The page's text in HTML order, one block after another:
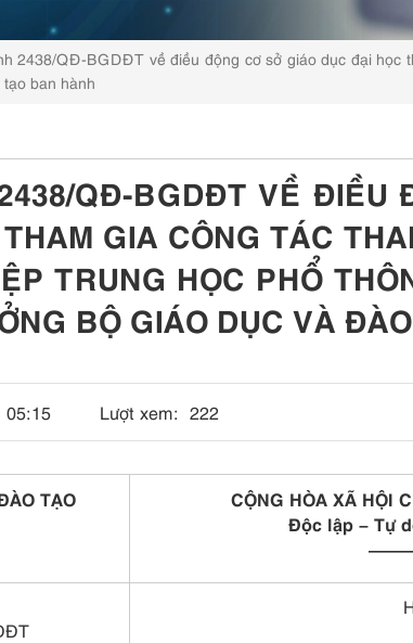
2438/QĐ-BGDĐT về điều động cơ sở giáo dục đại học
ban hành
QĐ-BGDĐT VỀ ĐIỀU
GIA CÔNG TÁC
TRUNG HỌC PHỔ
BỘ GIÁO DỤC VÀ
05:15 Lượt xem: 222
TẠO
CỘNG HÒA XÃ HỘI
Độc lập – Tự